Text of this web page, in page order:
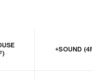
+SOUND (4F)